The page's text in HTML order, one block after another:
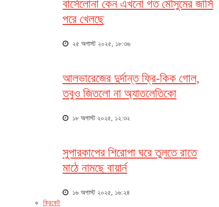
বার্সেলোনা কেন এখনো গত মৌসুমের জার্সি
পরে খেলছে
২৫ অগাস্ট ২০২৫, ১৮:৩৬
আলভারেজের দুর্দান্ত ফ্রি-কিক গোল,
তবুও জিতলো না অ্যাতলেতিকো
১৮ অগাস্ট ২০২৫, ১২:৩২
সুপারকাপের শিরোপা ঘরে তুলতে রাতে
মাঠে নামছে বায়ার্ন
১৬ অগাস্ট ২০২৫, ১৬:২৪
ক্রিকেট